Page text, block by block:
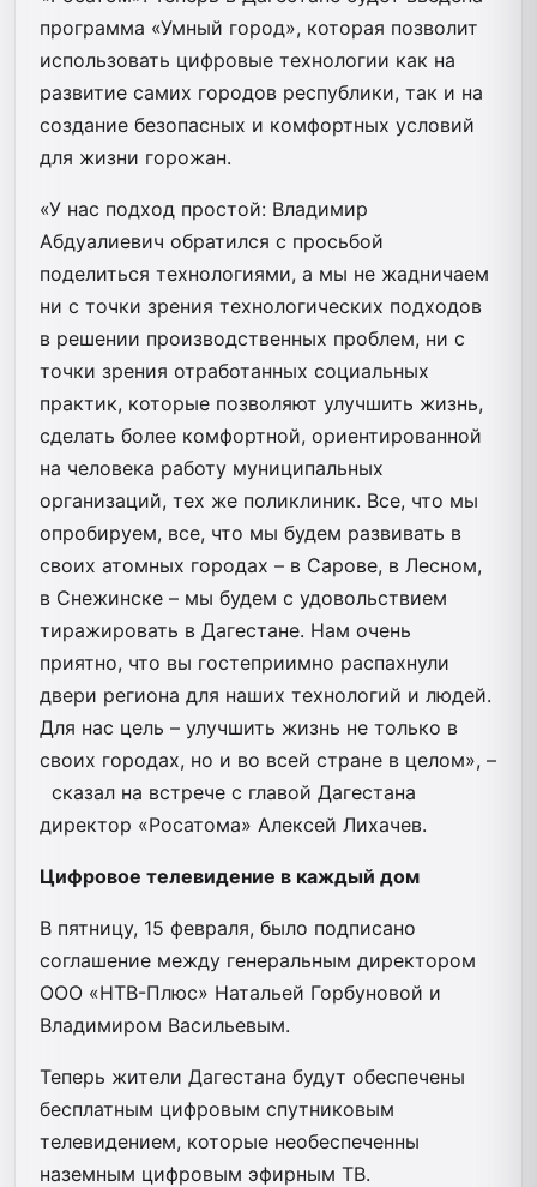
программа «Умный город», которая позволит
использовать цифровые технологии как на
развитие самих городов республики, так и на
создание безопасных и комфортных условий
для жизни горожан.
«У нас подход простой: Владимир
Абдуалиевич обратился с просьбой
поделиться технологиями, а мы не жадничаем
ни с точки зрения технологических подходов
в решении производственных проблем, ни с
точки зрения отработанных социальных
практик, которые позволяют улучшить жизнь,
сделать более комфортной, ориентированной
на человека работу муниципальных
организаций, тех же поликлиник. Все, что мы
опробируем, все, что мы будем развивать в
своих атомных городах – в Сарове, в Лесном,
в Снежинске – мы будем с удовольствием
тиражировать в Дагестане. Нам очень
приятно, что вы гостеприимно распахнули
двери региона для наших технологий и людей.
Для нас цель – улучшить жизнь не только в
своих городах, но и во всей стране в целом», –
сказал на встрече с главой Дагестана
директор «Росатома» Алексей Лихачев.
Цифровое телевидение в каждый дом
В пятницу, 15 февраля, было подписано
соглашение между генеральным директором
ООО «НТВ-Плюс» Натальей Горбуновой и
Владимиром Васильевым.
Теперь жители Дагестана будут обеспечены
бесплатным цифровым спутниковым
телевидением, которые необеспеченны
наземным цифровым эфирным ТВ.